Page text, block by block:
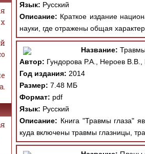
Язык: Русский
Описание: Краткое издание
науки, где отражены общая
Название: Травмы
Автор: Гундорова Р.А., Нероев В.В.,
Год издания: 2014
Размер: 7.48 МБ
Формат: pdf
Язык: Русский
Описание: Книга "Травмы глаза"
куда включены травмы глазницы,